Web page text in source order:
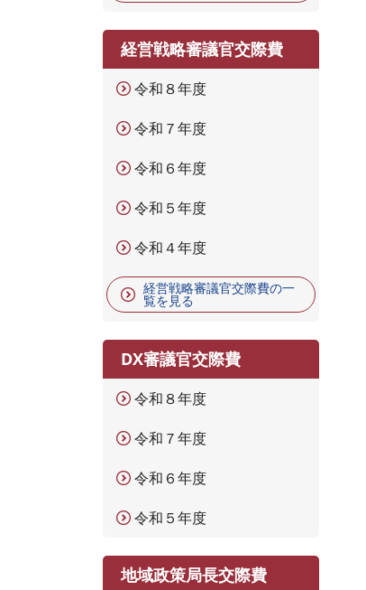
経営戦略審議官交際費
令和８年度
令和７年度
令和６年度
令和５年度
令和４年度
経営戦略審議官交際費の一
覧を見る
DX審議官交際費
令和８年度
令和７年度
令和６年度
令和５年度
地域政策局長交際費